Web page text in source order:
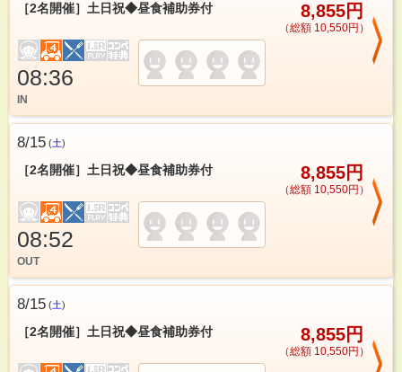
［2名開催］土日祝◆昼食補助券付 8,855円
（総額 10,550円）
08:36
IN
8/15 (土)
［2名開催］土日祝◆昼食補助券付 8,855円
（総額 10,550円）
08:52
OUT
8/15 (土)
［2名開催］土日祝◆昼食補助券付 8,855円
（総額 10,550円）